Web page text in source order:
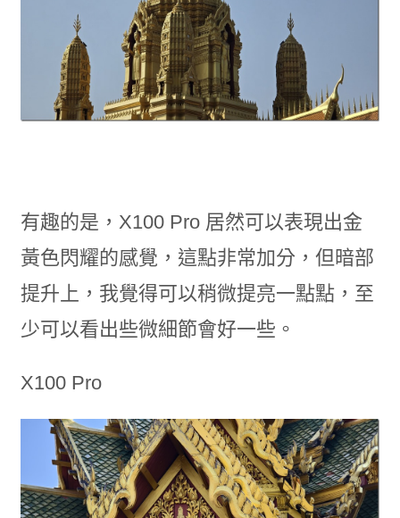
有趣的是，X100 Pro 居然可以表現出金
黃色閃耀的感覺，這點非常加分，但暗部
提升上，我覺得可以稍微提亮一點點，至
少可以看出些微細節會好一些。
X100 Pro